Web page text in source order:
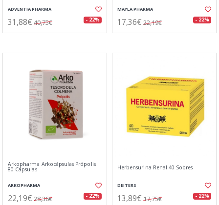
ADVENTIA PHARMA
31,88€ 40,75€ - 22%
MAYLA PHARMA
17,36€ 22,19€ - 22%
Arkopharma Arkocápsulas Própolis
80 Cápsulas
ARKOPHARMA
22,19€ 28,36€ - 22%
Herbensurina Renal 40 Sobres
DEITERS
13,89€ 17,75€ - 22%